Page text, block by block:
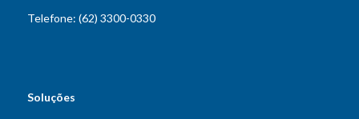
Telefone: (62) 3300-0330
Soluções